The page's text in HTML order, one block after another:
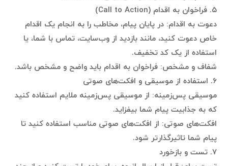
۵. فراخوان به اقدام (Call to Action)
دعوت به اقدام: در پایان پیام، مخاطب را به انجام یک اقدام
خاص دعوت کنید، مانند بازدید از وب‌سایت، تماس با شما، یا
استفاده از یک کد تخفیف.
شفاف و مشخص: فراخوان به اقدام باید واضح و مشخص باشد.
۶. استفاده از موسیقی و افکت‌های صوتی
موسیقی پس‌زمینه: از موسیقی پس‌زمینه ملایم استفاده کنید
که به جذابیت پیام شما بیفزاید.
افکت‌های صوتی: از افکت‌های صوتی مناسب استفاده کنید تا
پیام شما تاثیرگذارتر شود.
۷. تست و بازخورد